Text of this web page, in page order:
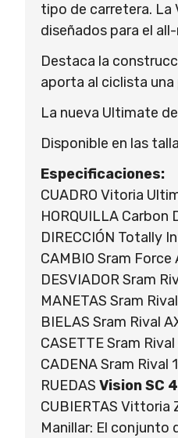
tipo de carretera. La
diseñados para el
Destaca la
aporta al ciclista
La nueva Ultimate
Disponible en las
Especificaciones:
CUADRO Vitoria
HORQUILLA
DIRECCIÓN Totally
CAMBIO Sram Force
DESVIADOR Sram
MANETAS Sram
BIELAS Sram Rival
CASETTE Sram
CADENA Sram Rival
RUEDAS Vision SC
CUBIERTAS Vittoria
Manillar: El conjunto